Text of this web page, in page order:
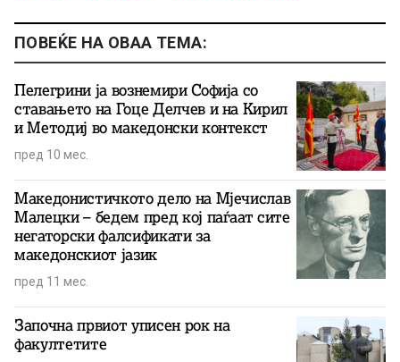
ПОВЕЌЕ НА ОВАА ТЕМА:
Пелегрини ја вознемири Софија со
ставањето на Гоце Делчев и на Кирил
и Методиј во македонски контекст
пред 10 мес.
Македонистичкото дело на Мјечислав
Малецки – бедем пред кој паѓаат сите
негаторски фалсификати за
македонскиот јазик
пред 11 мес.
Започна првиот уписен рок на
факултетите